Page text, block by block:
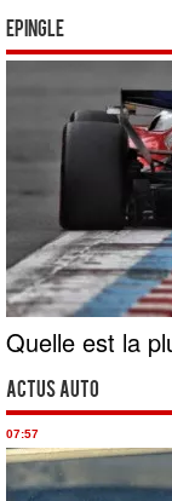
Epingle
Quelle est la
Actus Auto
07:57